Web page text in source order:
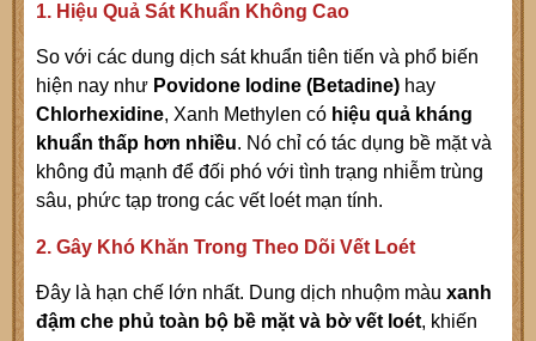
1. Hiệu Quả Sát Khuẩn Không Cao
So với các dung dịch sát khuẩn tiên tiến và phổ biến
hiện nay như Povidone Iodine (Betadine) hay
Chlorhexidine, Xanh Methylen có hiệu quả kháng
khuẩn thấp hơn nhiều. Nó chỉ có tác dụng bề mặt và
không đủ mạnh để đối phó với tình trạng nhiễm trùng
sâu, phức tạp trong các vết loét mạn tính.
2. Gây Khó Khăn Trong Theo Dõi Vết Loét
Đây là hạn chế lớn nhất. Dung dịch nhuộm màu xanh
đậm che phủ toàn bộ bề mặt và bờ vết loét, khiến